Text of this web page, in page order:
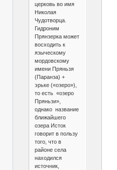
церковь во имя
Николая
Чудотворца.
Гидроним
Прянзерка может
восходить к
языческому
мордовскому
имени Пряньзя
(Паранза) +
эрьке («озеро»),
то есть «озеро
Пряньзи»,
однако название
ближайшего
озера Исток
говорит в пользу
того, что в
районе села
находился
источник,